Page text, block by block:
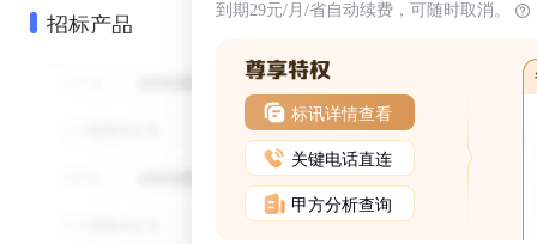
招标产品 到期29元/月/省自动续费，可随时取消。
标讯详情查看
关键电话直连
甲方分析查询